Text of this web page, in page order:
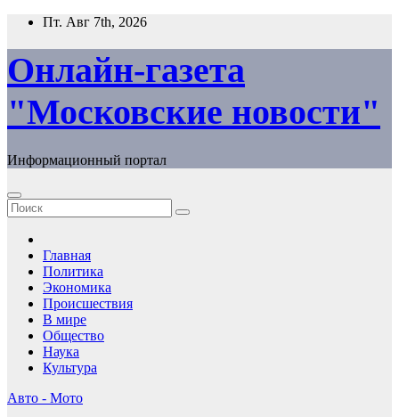
Перейти
содержимому
Пт. Авг 7th, 2026
Онлайн-газета
"Московские новости"
Информационный портал
Главная
Политика
Экономика
Происшествия
В мире
Общество
Наука
Культура
Авто - Мото